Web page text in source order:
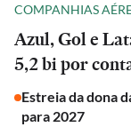
COMPANHIAS
Azul, Gol e
5,2 bi por
Estreia da dona
para 2027